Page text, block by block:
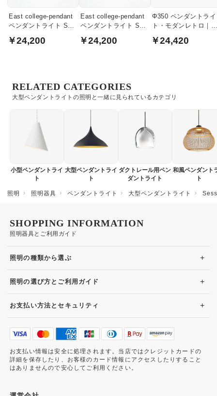
East college-pendant
ペンダントライト Sサ
ド・ホワイトガラス
￥24,200
East college-pendant
ペンダントライト Sサ
アガラス
￥24,200
Φ350 ペンダントライ
ト・モダンレトロ｜
￥24,420
大型ペンダントライトの照明と一緒に見られているカテゴリ
RELATED CATEGORIES
小型ペンダントライ
ト
大型ペンダントライ
ト
ダクトレール用ペン
ダントライト
和風ペンダント
ト
照明 照明器具 ペンダントライト 大型ペンダントライト
照明器具とご利用ガイド
SHOPPING INFORMATION
照明の種類から選ぶ +
照明の選び方とご利用ガイド +
お支払い方法とセキュリティ +
お支払い情報は安全に処理されます。当店ではクレジットカードの
詳細を保存したり、お客様のカード情報にアクセスしたりすること
はありませんので安心してご利用ください。